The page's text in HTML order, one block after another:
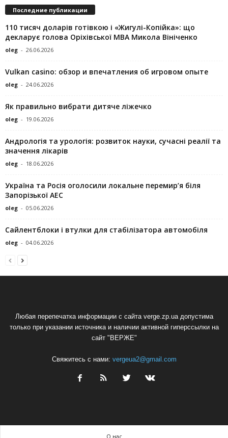
Последние публикации
110 тисяч доларів готівкою і «Жигулі-Копійка»: що
декларує голова Оріхівської МВА Микола Вініченко
oleg - 26.06.2026
Vulkan casino: обзор и впечатления об игровом опыте
oleg - 24.06.2026
Як правильно вибрати дитяче ліжечко
oleg - 19.06.2026
Андрологія та урологія: розвиток науки, сучасні реалії та
значення лікарів
oleg - 18.06.2026
Україна та Росія оголосили локальне перемир’я біля
Запорізької АЕС
oleg - 05.06.2026
Сайлентблоки і втулки для стабілізатора автомобіля
oleg - 04.06.2026
Любая перепечатка информации с сайта verge.zp.ua допустима
только при указании источника и наличии активной гиперссылки на
сайт "ВЕРЖЕ"
Свяжитесь с нами: vergeua2@gmail.com
О нас